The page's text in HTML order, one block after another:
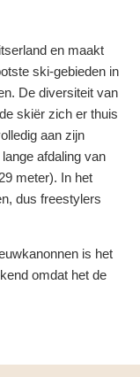
en maakt
ski-gebieden in
De diversiteit van
skiër zich er thuis
aan zijn
afdaling van
meter). In het
dus freestylers
is het
omdat het de